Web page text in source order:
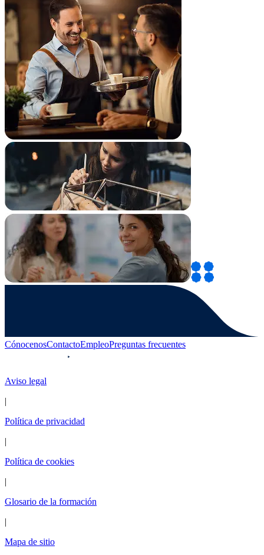
CónocenosContactoEmpleoPreguntas frecuentes
Aviso legal
|
Política de privacidad
|
Política de cookies
|
Glosario de la formación
|
Mapa de sitio